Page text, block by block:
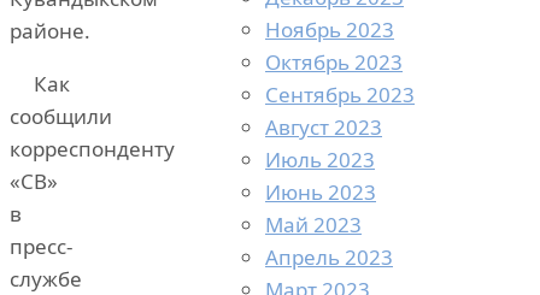
районе.
Как
сообщили
корреспонденту
«СВ»
в
пресс-
службе
Ноябрь 2023
Октябрь 2023
Сентябрь 2023
Август 2023
Июль 2023
Июнь 2023
Май 2023
Апрель 2023
Март 2023